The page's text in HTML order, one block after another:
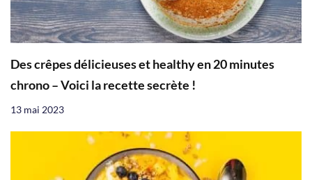
Des crêpes délicieuses et healthy en 20 minutes
chrono – Voici la recette secrète !
13 mai 2023